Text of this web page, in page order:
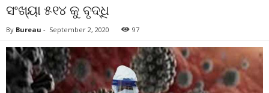
ସଂଖ୍ୟା ୫୧୪ କୁ ବୃଦ୍ଧି
By Bureau - September 2, 2020 97